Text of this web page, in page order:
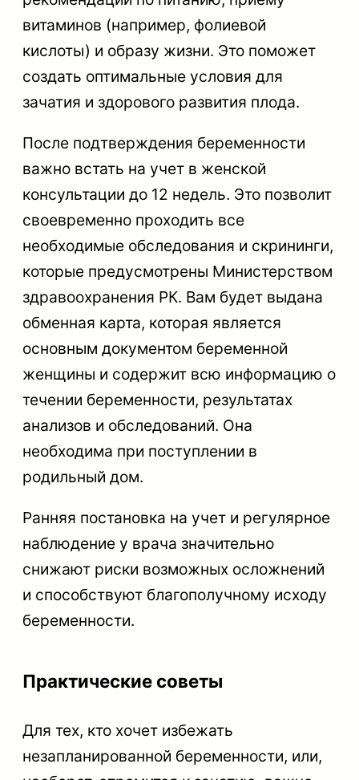
витаминов (например, фолиевой
кислоты) и образу жизни. Это поможет
создать оптимальные условия для
зачатия и здорового развития плода.
После подтверждения беременности
важно встать на учет в женской
консультации до 12 недель. Это позволит
своевременно проходить все
необходимые обследования и скрининги,
которые предусмотрены Министерством
здравоохранения РК. Вам будет выдана
обменная карта, которая является
основным документом беременной
женщины и содержит всю информацию о
течении беременности, результатах
анализов и обследований. Она
необходима при поступлении в
родильный дом.
Ранняя постановка на учет и регулярное
наблюдение у врача значительно
снижают риски возможных осложнений
и способствуют благополучному исходу
беременности.
Практические советы
Для тех, кто хочет избежать
незапланированной беременности, или,